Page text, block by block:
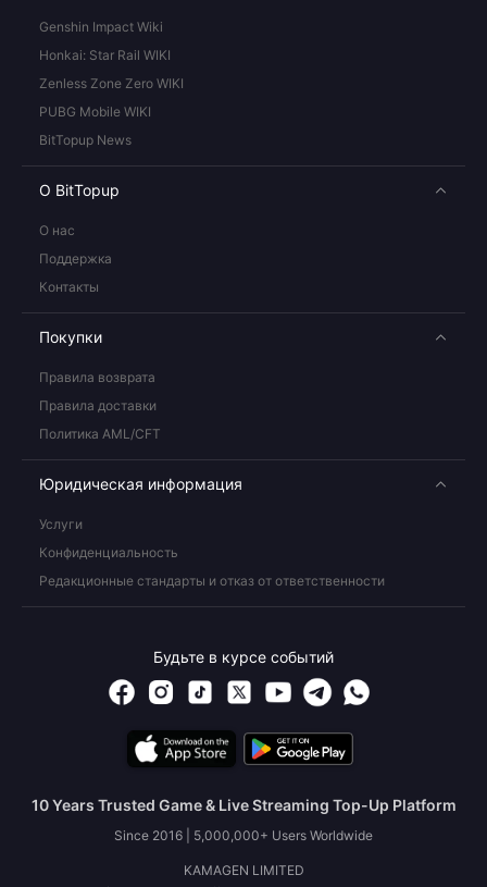
Genshin Impact Wiki
Honkai: Star Rail WIKI
Zenless Zone Zero WIKI
PUBG Mobile WIKI
BitTopup News
О BitTopup
О нас
Поддержка
Контакты
Покупки
Правила возврата
Правила доставки
Политика AML/CFT
Юридическая информация
Услуги
Конфиденциальность
Редакционные стандарты и отказ от ответственности
Будьте в курсе событий
10 Years Trusted Game & Live Streaming Top-Up Platform
Since 2016 | 5,000,000+ Users Worldwide
KAMAGEN LIMITED